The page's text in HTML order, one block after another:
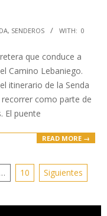
, SENDEROS WITH: 0
que conduce a
Camino Lebaniego.
itinerario de la Senda
como parte de
El puente
READ MORE →
… 10 Siguientes